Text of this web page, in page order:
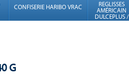
CONFISERIE HARIBO VRAC
REGLISSES
AMÉRICAIN
DULCEPLUS /
FINI
G